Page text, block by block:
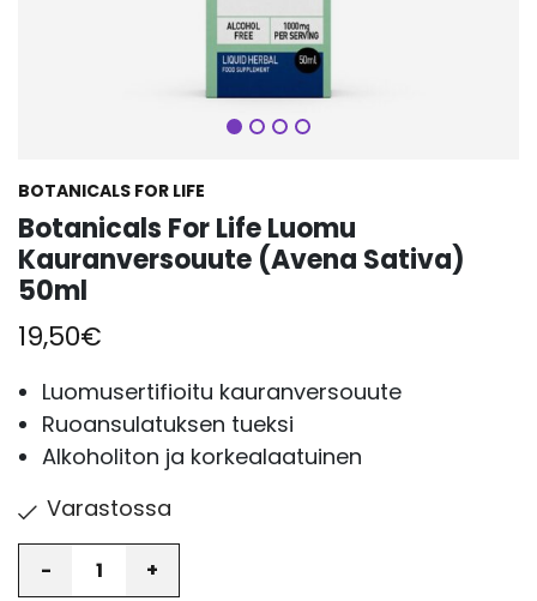
BOTANICALS FOR LIFE
Botanicals For Life Luomu
Kauranversouute (Avena Sativa)
50ml
19,50€
Luomusertifioitu kauranversouute
Ruoansulatuksen tueksi
Alkoholiton ja korkealaatuinen
Varastossa